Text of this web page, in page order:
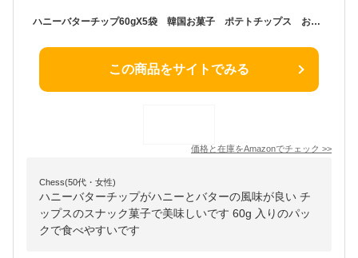
ハニーバターチップ60gX5袋 韓国お菓子 ポテトチップス おつまみ お菓子 韓国流通版
この商品をサイトでみる
価格と在庫をAmazonでチェック >>
Chess(50代・女性)
ハニーバターチップがハニーとバターの風味が良い チ
ップスのスナック菓子で美味しいです 60g 入りのパッ
クで食べやすいです